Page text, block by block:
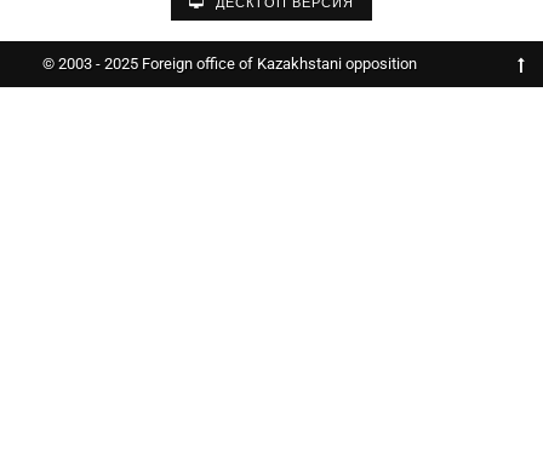
© 2003 - 2025 Foreign office of Kazakhstani opposition